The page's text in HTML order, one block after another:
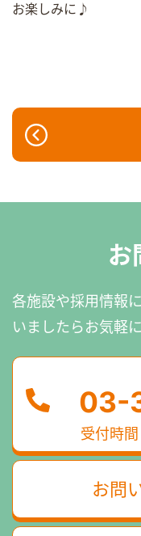
お楽しみに♪
お
各施設や採用情報
いましたらお気軽
03-
受付時間
お問